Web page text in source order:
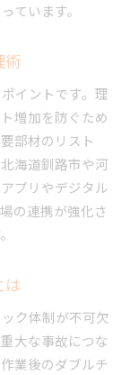
ています。
術
イントです。理
増加を防ぐため
部材のリスト
海道釧路市や河
プリやデジタル
の連携が強化さ
は
ク体制が不可欠
大な事故につな
業後のダブルチ